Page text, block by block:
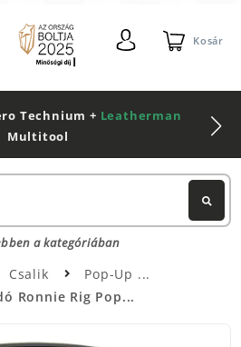
Kosár
Technium + Leatherman
Multitool
a kategóriában
Csalik
Pop-Up
Ronnie Rig Pop...